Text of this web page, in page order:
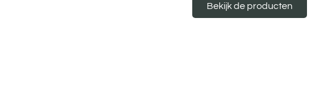
Bekijk de producten